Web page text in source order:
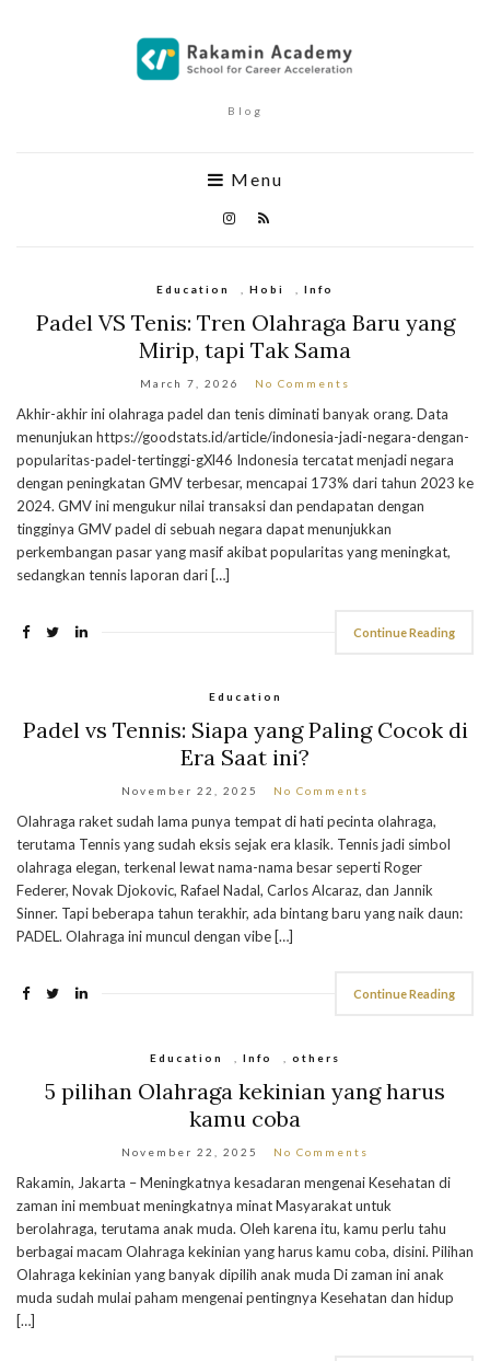
Blog
Menu
Education Hobi Info
Padel VS Tenis: Tren Olahraga Baru yang
Mirip, tapi Tak Sama
March 7, 2026 No Comments
Akhir-akhir ini olahraga padel dan tenis diminati banyak orang. Data
menunjukan https://goodstats.id/article/indonesia-jadi-negara-dengan-
popularitas-padel-tertinggi-gXl46 Indonesia tercatat menjadi negara
dengan peningkatan GMV terbesar, mencapai 173% dari tahun 2023 ke
2024. GMV ini mengukur nilai transaksi dan pendapatan dengan
tingginya GMV padel di sebuah negara dapat menunjukkan
perkembangan pasar yang masif akibat popularitas yang meningkat,
sedangkan tennis laporan dari […]
Continue Reading
Education
Padel vs Tennis: Siapa yang Paling Cocok di
Era Saat ini?
November 22, 2025 No Comments
Olahraga raket sudah lama punya tempat di hati pecinta olahraga,
terutama Tennis yang sudah eksis sejak era klasik. Tennis jadi simbol
olahraga elegan, terkenal lewat nama-nama besar seperti Roger
Federer, Novak Djokovic, Rafael Nadal, Carlos Alcaraz, dan Jannik
Sinner. Tapi beberapa tahun terakhir, ada bintang baru yang naik daun:
PADEL. Olahraga ini muncul dengan vibe […]
Continue Reading
Education Info others
5 pilihan Olahraga kekinian yang harus
kamu coba
November 22, 2025 No Comments
Rakamin, Jakarta – Meningkatnya kesadaran mengenai Kesehatan di
zaman ini membuat meningkatnya minat Masyarakat untuk
berolahraga, terutama anak muda. Oleh karena itu, kamu perlu tahu
berbagai macam Olahraga kekinian yang harus kamu coba, disini. Pilihan
Olahraga kekinian yang banyak dipilih anak muda Di zaman ini anak
muda sudah mulai paham mengenai pentingnya Kesehatan dan hidup
[…]